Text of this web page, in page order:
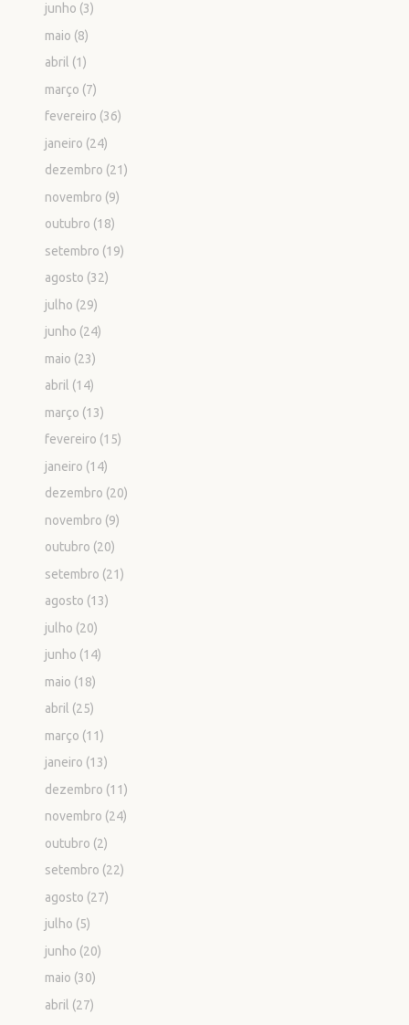
junho (3)
maio (8)
abril (1)
março (7)
fevereiro (36)
janeiro (24)
dezembro (21)
novembro (9)
outubro (18)
setembro (19)
agosto (32)
julho (29)
junho (24)
maio (23)
abril (14)
março (13)
fevereiro (15)
janeiro (14)
dezembro (20)
novembro (9)
outubro (20)
setembro (21)
agosto (13)
julho (20)
junho (14)
maio (18)
abril (25)
março (11)
janeiro (13)
dezembro (11)
novembro (24)
outubro (2)
setembro (22)
agosto (27)
julho (5)
junho (20)
maio (30)
abril (27)